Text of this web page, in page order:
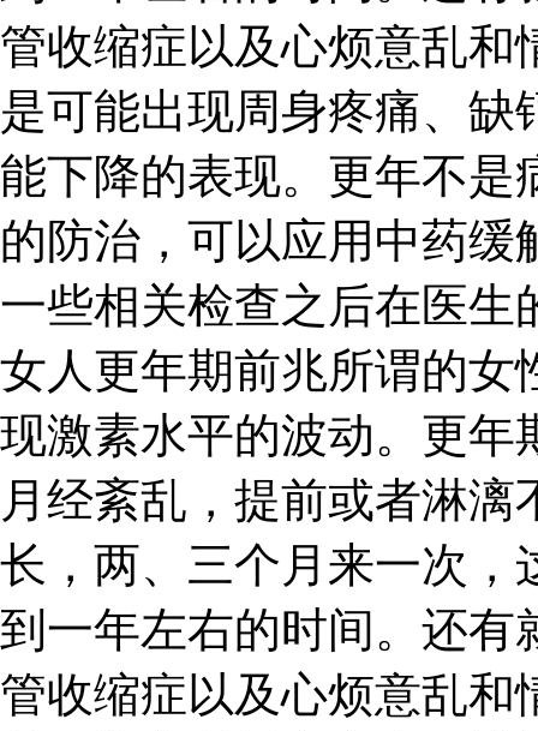
管收缩症以及心烦意乱和
是可能出现周身疼痛、
能下降的表现。更年不是
的防治，可以应用中药
一些相关检查之后在医生
女人更年期前兆所谓的女
现激素水平的波动。更年
月经紊乱，提前或者淋
长，两、三个月来一次，
到一年左右的时间。还有
管收缩症以及心烦意乱和